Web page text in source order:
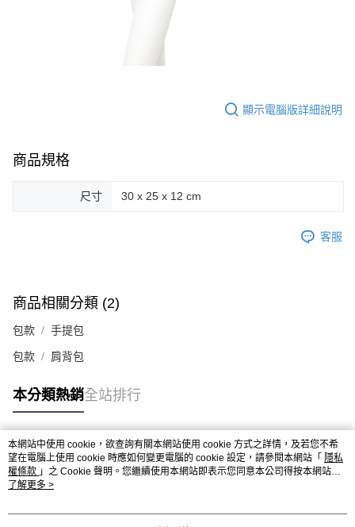
顯示電腦版詳細說明
商品規格
尺寸 30 x 25 x 12 cm
客服
商品相關分類 (2)
包款 手提包
包款 肩背包
本分類熱銷全站排行
熱門標籤
本網站中使用 cookie，欲查詢有關本網站使用 cookie 方式之詳情，及若您不希
望在電腦上使用 cookie 時應如何變更電腦的 cookie 設定，請參閱本網站「 隱私
權條款 」之 Cookie 聲明。您繼續使用本網站即表示您同意本公司得按本網站使
用條款之 Cookie 聲明使用 cookie。
了解更多 >